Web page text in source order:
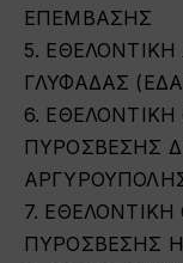
ΕΠΕΜΒΑΣΗΣ
5.
ΓΛΥΦΑΔΑΣ
6.
ΠΥΡΟΣΒΕΣΗΣ
7.
ΠΥΡΟΣΒΕΣΗΣ